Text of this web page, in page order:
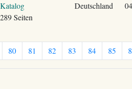
Katalog
289 Seiten
Deutschland
80 81 82 83 84 85